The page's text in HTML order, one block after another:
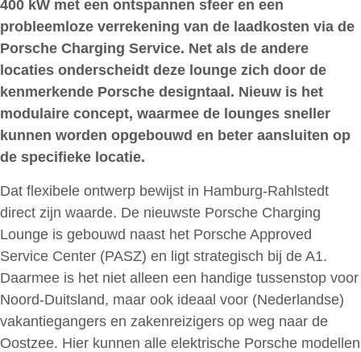
400 kW met een ontspannen sfeer en een
probleemloze verrekening van de laadkosten via de
Porsche Charging Service. Net als de andere
locaties onderscheidt deze lounge zich door de
kenmerkende Porsche designtaal. Nieuw is het
modulaire concept, waarmee de lounges sneller
kunnen worden opgebouwd en beter aansluiten op
de specifieke locatie.
Dat flexibele ontwerp bewijst in Hamburg-Rahlstedt
direct zijn waarde. De nieuwste Porsche Charging
Lounge is gebouwd naast het Porsche Approved
Service Center (PASZ) en ligt strategisch bij de A1.
Daarmee is het niet alleen een handige tussenstop voor
Noord-Duitsland, maar ook ideaal voor (Nederlandse)
vakantiegangers en zakenreizigers op weg naar de
Oostzee. Hier kunnen alle elektrische Porsche modellen